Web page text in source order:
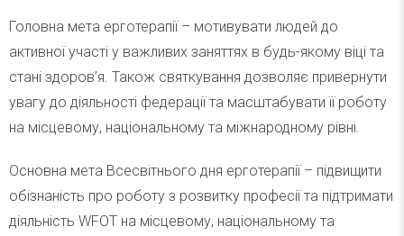
Головна мета ерготерапії – мотивувати людей до
активної участі у важливих заняттях в будь-якому віці та
стані здоров’я. Також святкування дозволяє привернути
увагу до діяльності федерації та масштабувати її роботу
на місцевому, національному та міжнародному рівні.
Основна мета Всесвітнього дня ерготерапії – підвищити
обізнаність про роботу з розвитку професії та підтримати
діяльність WFOT на місцевому, національному та